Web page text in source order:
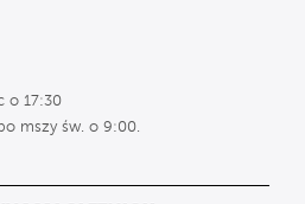
o 17:30
mszy św. o 9:00.